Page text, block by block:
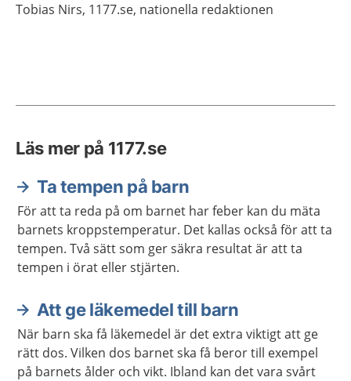
Tobias Nirs, 1177.se, nationella redaktionen
Läs mer på 1177.se
Ta tempen på barn
För att ta reda på om barnet har feber kan du mäta
barnets kroppstemperatur. Det kallas också för att ta
tempen. Två sätt som ger säkra resultat är att ta
tempen i örat eller stjärten.
Att ge läkemedel till barn
När barn ska få läkemedel är det extra viktigt att ge
rätt dos. Vilken dos barnet ska få beror till exempel
på barnets ålder och vikt. Ibland kan det vara svårt